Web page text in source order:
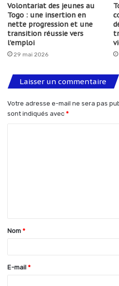
Volontariat des jeunes au
Togo : une insertion en
nette progression et une
transition réussie vers
l’emploi
29 mai 2026
Laisser un commentaire
Votre adresse e-mail ne sera pas
sont indiqués avec *
t
a
e
Nom *
E-mail *